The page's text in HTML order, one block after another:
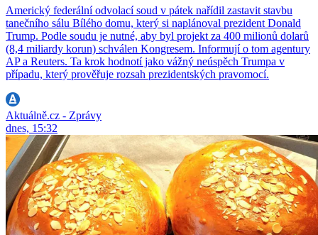
Americký federální odvolací soud v pátek nařídil zastavit stavbu
tanečního sálu Bílého domu, který si naplánoval prezident Donald
Trump. Podle soudu je nutné, aby byl projekt za 400 milionů dolarů
(8,4 miliardy korun) schválen Kongresem. Informují o tom agentury
AP a Reuters. Ta krok hodnotí jako vážný neúspěch Trumpa v
případu, který prověřuje rozsah prezidentských pravomocí.
Aktuálně.cz - Zprávy
dnes, 15:32